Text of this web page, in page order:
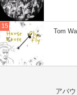
Tom
アバウ